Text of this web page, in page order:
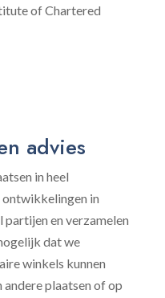
of Chartered
advies
in heel
in
en verzamelen
dat we
winkels kunnen
plaatsen of op